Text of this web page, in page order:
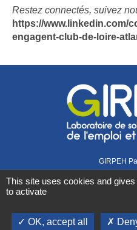
Restez connectés, suivez
https://www.linkedin.com/
engagent-club-de-loire-
GIRPEH
This site uses cookies and
to activate
OK, accept all